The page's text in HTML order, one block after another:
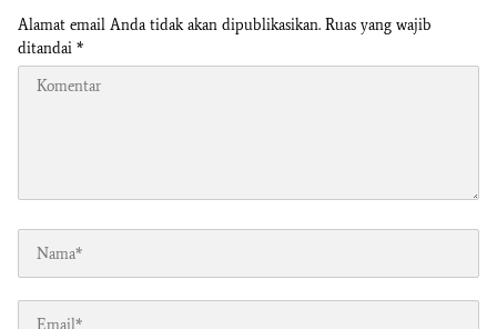
Alamat email Anda tidak akan dipublikasikan. Ruas yang wajib
ditandai *